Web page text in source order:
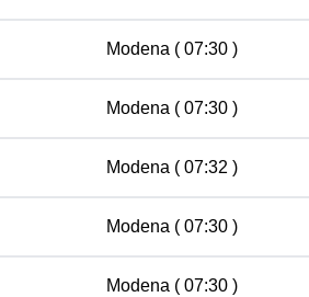
Modena ( 07:30 )
Modena ( 07:30 )
Modena ( 07:32 )
Modena ( 07:30 )
Modena ( 07:30 )